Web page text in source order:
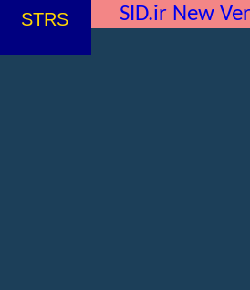
SID.ir New
STRS